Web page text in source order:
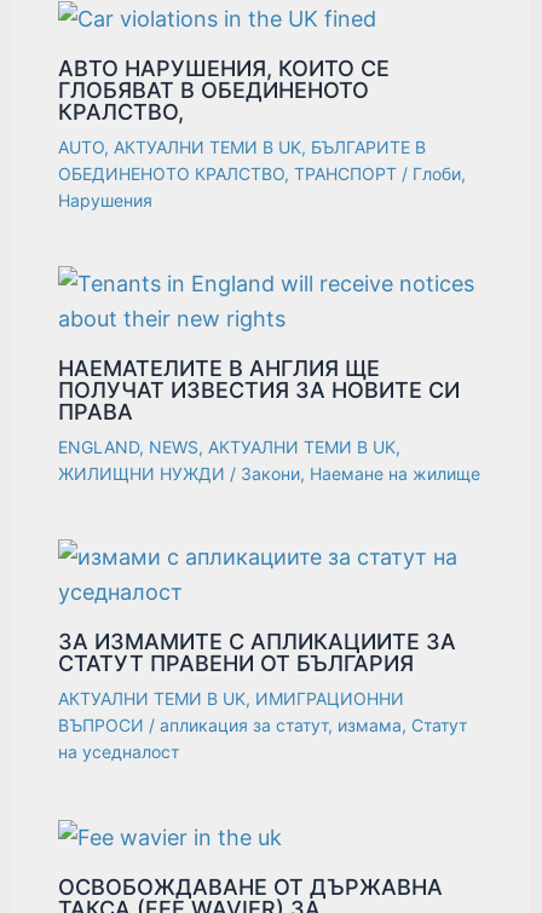
АВТО НАРУШЕНИЯ, КОИТО СЕ
ГЛОБЯВАТ В ОБЕДИНЕНОТО
КРАЛСТВО,
AUTO,АКТУАЛНИ ТЕМИ В UK, БЪЛГАРИТЕ В
ОБЕДИНЕНОТО КРАЛСТВО,ТРАНСПОРТ / Глоби,
Нарушения
НАЕМАТЕЛИТЕ В АНГЛИЯ ЩЕ
ПОЛУЧАТ ИЗВЕСТИЯ ЗА НОВИТЕ СИ
ПРАВА
ENGLAND, NEWS,АКТУАЛНИ ТЕМИ В UK,
ЖИЛИЩНИ НУЖДИ / Закони, Наемане на жилище
ЗА ИЗМАМИТЕ С АПЛИКАЦИИТЕ ЗА
СТАТУТ ПРАВЕНИ ОТ БЪЛГАРИЯ
АКТУАЛНИ ТЕМИ В UK, ИМИГРАЦИОННИ
ВЪПРОСИ /апликация за статут, измама, Статут
на уседналост
ОСВОБОЖДАВАНЕ ОТ ДЪРЖАВНА